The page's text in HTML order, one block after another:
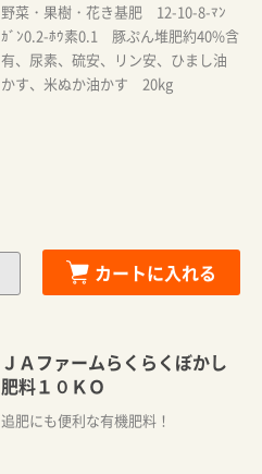
野菜・果樹・花き基肥 12-10-8-ﾏﾝ
ｶﾞﾝ0.2-ﾎｳ素0.1 豚ぷん堆肥約40%含
有、尿素、硫安、リン安、ひまし油
かす、米ぬか油かす 20kg
カートに入れる
ＪＡファームらくらくぼかし
肥料１０ＫＯ
追肥にも便利な有機肥料！